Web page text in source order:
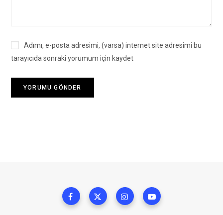
Adımı, e-posta adresimi, (varsa) internet site adresimi bu
tarayıcıda sonraki yorumum için kaydet